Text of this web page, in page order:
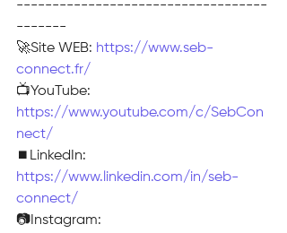
-----------------------------------
-------
🚀Site WEB: https://www.seb-
connect.fr/
📺YouTube:
https://www.youtube.com/c/SebCon
nect/
⏹️LinkedIn:
https://www.linkedin.com/in/seb-
connect/
📷Instagram: